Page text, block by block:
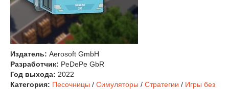
Издатель: Aerosoft GmbH
Разработчик: PeDePe GbR
Год выхода: 2022
Категория: Песочницы / Симуляторы / Стратегии / Игры без